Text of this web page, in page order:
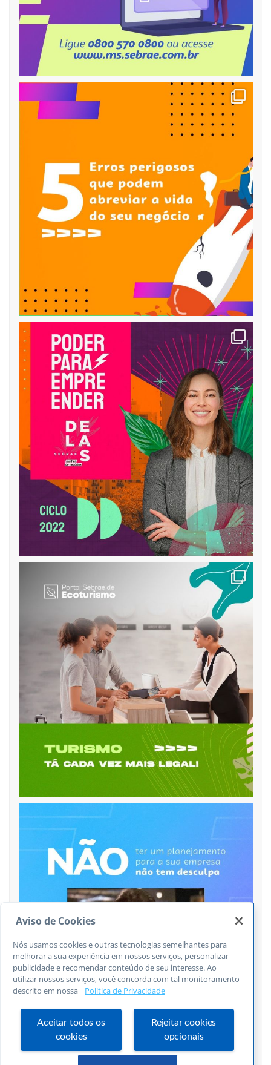
Siga no Instagram
Aviso de Cookies
Nós usamos cookies e outras tecnologias semelhantes para
melhorar a sua experiência em nossos serviços, personalizar
publicidade e recomendar conteúdo de seu interesse. Ao
utilizar nossos serviços, você concorda com tal monitoramento
descrito em nossa
Política de Privacidade
Aceitar todos os
cookies
Rejeitar cookies
opcionais